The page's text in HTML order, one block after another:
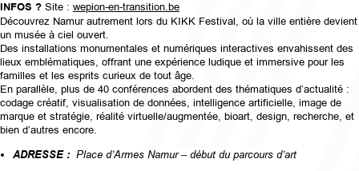
INFOS ? Site : wepion-en-transition.be
Découvrez Namur autrement lors du KIKK Festival, où la ville entière devient
un musée à ciel ouvert.
Des installations monumentales et numériques interactives envahissent des
lieux emblématiques, offrant une expérience ludique et immersive pour les
familles et les esprits curieux de tout âge.
En parallèle, plus de 40 conférences abordent des thématiques d’actualité :
codage créatif, visualisation de données, intelligence artificielle, image de
marque et stratégie, réalité virtuelle/augmentée, bioart, design, recherche, et
bien d’autres encore.
ADRESSE : Place d’Armes Namur – début du parcours d’art